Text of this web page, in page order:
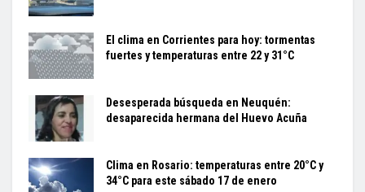
El clima en Corrientes para hoy: tormentas
fuertes y temperaturas entre 22 y 31°C
Desesperada búsqueda en Neuquén:
desaparecida hermana del Huevo Acuña
Clima en Rosario: temperaturas entre 20°C y
34°C para este sábado 17 de enero